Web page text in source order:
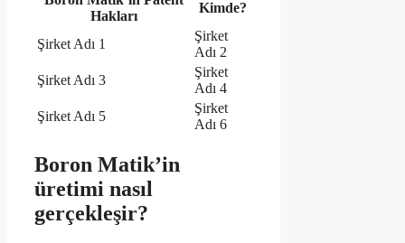
Hakları
Kimde?
Şirket Adı 1
Şirket
Adı 2
Şirket Adı 3
Şirket
Adı 4
Şirket Adı 5
Şirket
Adı 6
Boron Matik’in
üretimi nasıl
gerçekleşir?